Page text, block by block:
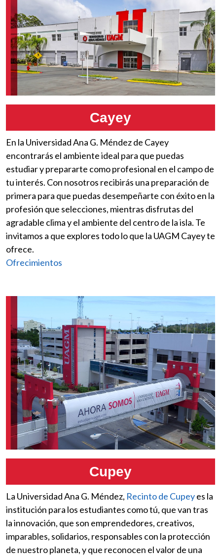
Cayey
En la Universidad Ana G. Méndez de Cayey
encontrarás el ambiente ideal para que puedas
estudiar y prepararte como profesional en el campo de
tu interés. Con nosotros recibirás una preparación de
primera para que puedas desempeñarte con éxito en la
profesión que selecciones, mientras disfrutas del
agradable clima y el ambiente del centro de la isla. Te
invitamos a que explores todo lo que la UAGM Cayey te
ofrece.
Ofrecimientos
Cupey
La Universidad Ana G. Méndez, Recinto de Cupeyes la
institución para los estudiantes como tú, que van tras
la innovación, que son emprendedores, creativos,
imparables, solidarios, responsables con la protección
de nuestro planeta, y que reconocen el valor de una